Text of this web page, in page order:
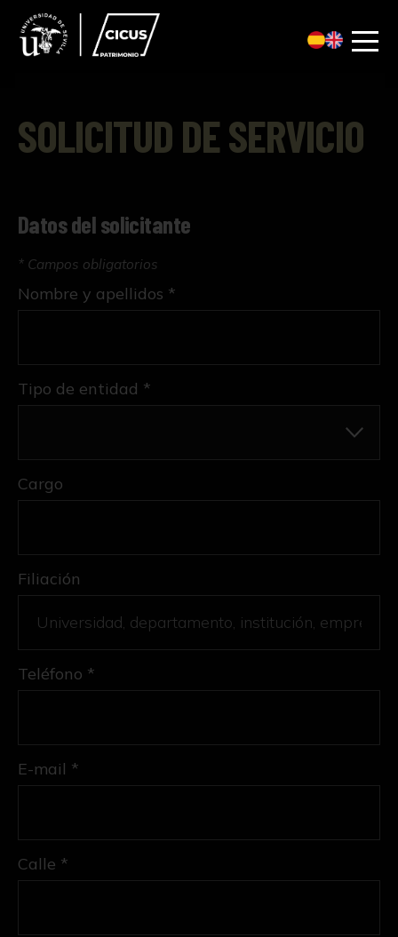
SOLICITUD DE SERVICIO
Datos del solicitante
* Campos obligatorios
Tipo de entidad *
Nombre y apellidos *
Cargo
Filiación
Teléfono *
E-mail *
Calle *